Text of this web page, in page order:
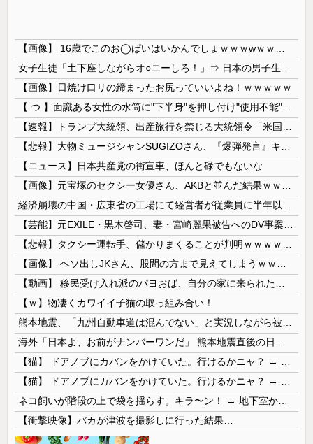
【画像】 16歳でこのお◯ぱいはいかんでしょｗｗｗwｗｗｗｗｗｗｗｗ❤
女子生徒「土下座しながらオ○ニーしろ！」⇒ 日本の男子生徒への性的いじめ動画がエ□すぎる
【画像】日焼け口リの締まったお尻っていいよね！ｗｗｗｗｗ
【 つ 】面識ある女性の水筒に"下半身"を押し付け"使用不能"にした疑い 66歳男を「器物損壊」容疑で逮捕 札幌市
【速報】トランプ大統領、出産旅行を禁じる大統領令「米国籍取得を目的とした中国人らを排除する」
【悲報】大物ミュージシャンSUGIZOさん、『爆弾発言』キタァアアアアアーーーーーー！！
【ニュース】日本共産党の街宣車、ほんと碌でもないな
【画像】元宝塚のセクシー女優さん、AKBと並んだ結果ｗｗｗｗ
経済崩壊の中国・広東省の工場にて経営者が従業員に半年以上給料未払いした挙句高飛び。工場は空っぽに
【芸能】元EXILE・黒木啓司、妻・宮崎麗果被告へのDV事案で逮捕されていた 宮崎は全身打撲、頭部裂傷及び打撲、頸部損傷の怪我
【悲報】タクシー運転手、儲かりまくることが判明ｗｗｗｗｗｗｗｗ
【画像】 ヘソ出しJKさん、股間の方まで見えてしまうｗｗｗｗｗｗｗｗｗ
【動画】 移民受け入れ派のパヨおば、自分の家に来られたら全力で拒否るｗｗｗｗｗｗｗｗｗｗｗｗ
【ｗ】物凄くカワイイ子猫の取っ組み合い！
熊本地震、「九州自動車道は混んでない」と実況しながら被災地へ向かう有名アナなどに批判殺到 全国紙記者「最新の状況をいち早く伝えることは報道機関としての責務」「情報を取り上げることには大きな意義がある」
海外「日本よ、お前がナンバーワンだ」 熊本地震直後の日本の対応のスピードに世界が衝撃
【猫】 ドアノブにカバンをかけていた。行けるかニャ？ → 猫はこうなります…
【猫】 ドアノブにカバンをかけていた。行けるかニャ？ → 猫はこうなります…
ネコ飼いが階段の上で袋を揺らす。キラ〜ン！ → 地下室からヤツが現れる…
【衝撃映像】バカが津波を撮影しに行った結果…